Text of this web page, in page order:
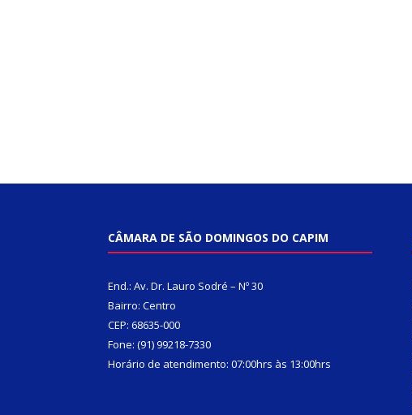
CÂMARA DE SÃO DOMINGOS DO CAPIM
End.: Av. Dr. Lauro Sodré – Nº 30
Bairro: Centro
CEP: 68635-000
Fone: (91) 99218-7330
Horário de atendimento: 07:00hrs às 13:00hrs